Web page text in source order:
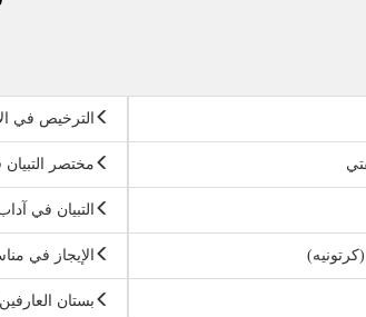
الترخيص في
مختصر
التبيان في
الإيجاز في
بستان